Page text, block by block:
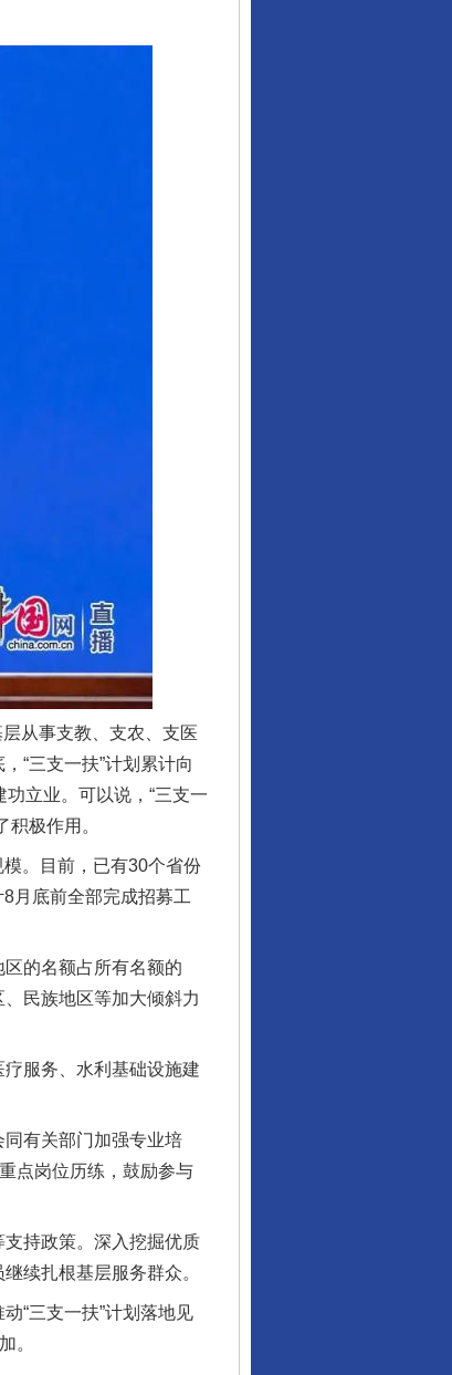
从事支教、支农、支医
“三支一扶”计划累计向
立业。可以说，“三支一
极作用。
。目前，已有30个省份
月底前全部完成招募工
的名额占所有名额的
民族地区等加大倾斜力
服务、水利基础设施建
有关部门加强专业培
点岗位历练，鼓励参与
持政策。深入挖掘优质
续扎根基层服务群众。
“三支一扶”计划落地见
。
行业协会接连发公告
让核能赋能千行百业